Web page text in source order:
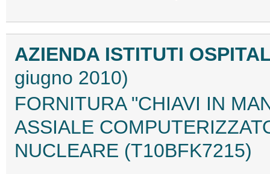
AZIENDA ISTITUTI
giugno 2010)
FORNITURA "CHIAVI IN
ASSIALE
NUCLEARE (T10BFK7215)